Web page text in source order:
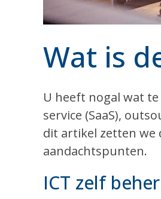
Wat is
U heeft nogal wat
service (SaaS),
dit artikel zetten we
aandachtspunten.
ICT zelf